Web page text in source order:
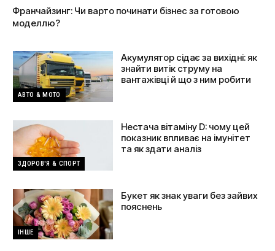
Франчайзинг: Чи варто починати бізнес за готовою
моделлю?
АВТО & МОТО
Акумулятор сідає за вихідні: як
знайти витік струму на
вантажівці й що з ним робити
ЗДОРОВ'Я & СПОРТ
Нестача вітаміну D: чому цей
показник впливає на імунітет
та як здати аналіз
ІНШЕ
Букет як знак уваги без зайвих
пояснень